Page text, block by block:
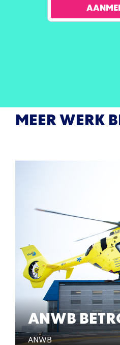
MEER WERK
ANWB
ANWB